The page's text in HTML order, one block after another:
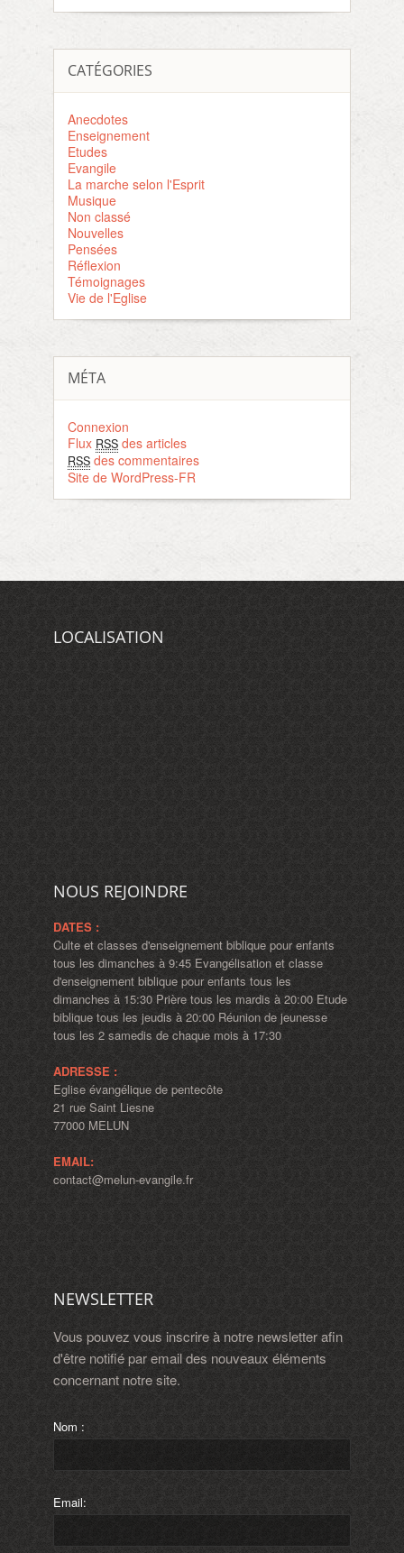
CATÉGORIES
Anecdotes
Enseignement
Etudes
Evangile
La marche selon l'Esprit
Musique
Non classé
Nouvelles
Pensées
Réflexion
Témoignages
Vie de l'Eglise
MÉTA
Connexion
Flux RSS des articles
RSS des commentaires
Site de WordPress-FR
LOCALISATION
NOUS REJOINDRE
DATES :
Culte et classes d'enseignement biblique pour enfants
tous les dimanches à 9:45 Evangélisation et classe
d'enseignement biblique pour enfants tous les
dimanches à 15:30 Prière tous les mardis à 20:00 Etude
biblique tous les jeudis à 20:00 Réunion de jeunesse
tous les 2 samedis de chaque mois à 17:30
ADRESSE :
Eglise évangélique de pentecôte
21 rue Saint Liesne
77000 MELUN
EMAIL:
contact@melun-evangile.fr
NEWSLETTER
Vous pouvez vous inscrire à notre newsletter afin
d'être notifié par email des nouveaux éléments
concernant notre site.
Nom :
Email: